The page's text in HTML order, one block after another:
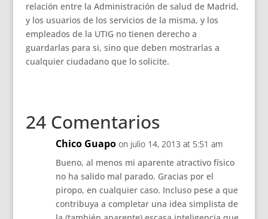
relación entre la Administración de salud de Madrid,
y los usuarios de los servicios de la misma, y los
empleados de la UTIG no tienen derecho a
guardarlas para si, sino que deben mostrarlas a
cualquier ciudadano que lo solicite.
24 Comentarios
Chico Guapo on julio 14, 2013 at 5:51 am
Bueno, al menos mi aparente atractivo físico
no ha salido mal parado. Gracias por el
piropo, en cualquier caso. Incluso pese a que
contribuya a completar una idea simplista de